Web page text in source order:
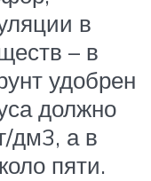
в
– в
удобрен
должно
дм3, а в
пяти.